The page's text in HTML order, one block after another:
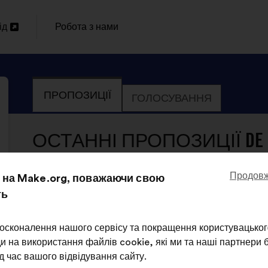
Робота з нами
ПРОПОЗИЦІЇ ГОЛОСУВАННЯ
ОСТАННІ ПРОПОЗИЦІЇ DE
De L'or Dans Les Mains ще не
Make.org, поважаючи свою
нашого сервісу та покращення
на використання файлів cookie, які ми та наші партнери
час вашого відвідування сайту.